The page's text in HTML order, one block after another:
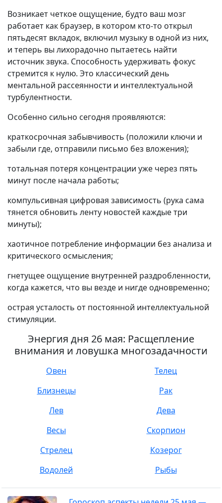
Возникает четкое ощущение, будто ваш мозг
работает как браузер, в котором кто-то открыл
пятьдесят вкладок, включил музыку в одной из них,
и теперь вы лихорадочно пытаетесь найти
источник звука. Способность удерживать фокус
стремится к нулю. Это классический день
ментальной рассеянности и интеллектуальной
турбулентности.
Особенно сильно сегодня проявляются:
краткосрочная забывчивость (положили ключи и
забыли где, отправили письмо без вложения);
тотальная потеря концентрации уже через пять
минут после начала работы;
компульсивная цифровая зависимость (рука сама
тянется обновить ленту новостей каждые три
минуты);
хаотичное потребление информации без анализа и
критического осмысления;
гнетущее ощущение внутренней раздробленности,
когда кажется, что вы везде и нигде одновременно;
острая усталость от постоянной интеллектуальной
стимуляции.
Энергия дня 26 мая: Расщепление
внимания и ловушка многозадачности
Овен
Телец
Близнецы
Рак
Лев
Дева
Весы
Скорпион
Стрелец
Козерог
Водолей
Рыбы